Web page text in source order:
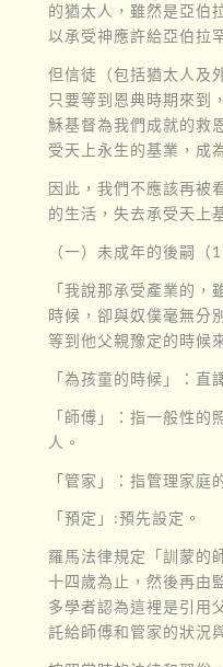
的猶太人，雖然是亞伯
以承受神應許給亞伯拉
但信徒（包括猶太人及
只要等到恩典時期來到
穌基督為我們成就的救
受天上永生的基業，成
因此，我們不應該再被
的生活，失去承受天上
（一）未成年的後嗣（
「我說那承受產業的，
時候，卻與奴僕毫無分
等到他父親豫定的時候
「為孩童的時候」：直
「師傅」：指一般性
人。
「管家」：指管理家庭
「預定」:預先設定。
羅馬法律規定「訓蒙的
十四歲為止，然後再由
多學者認為這裡是引用
託給師傅和管家的狀況